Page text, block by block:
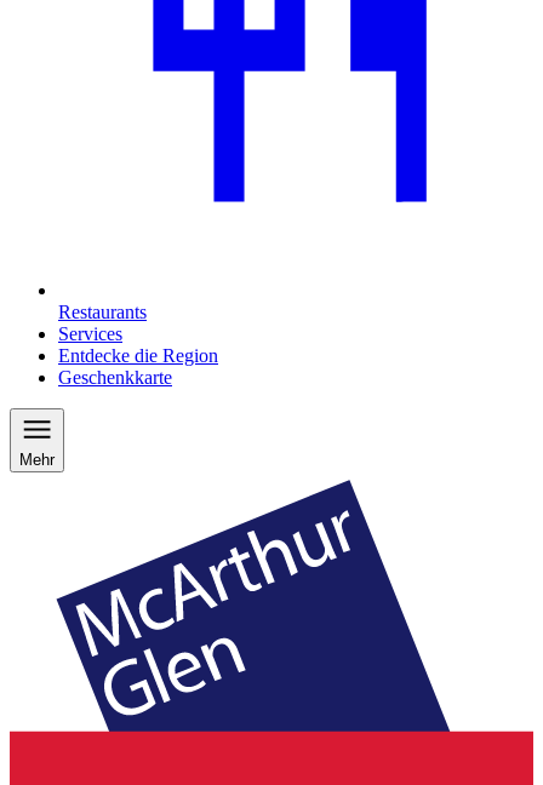
Restaurants
Services
Entdecke die Region
Geschenkkarte
Mehr